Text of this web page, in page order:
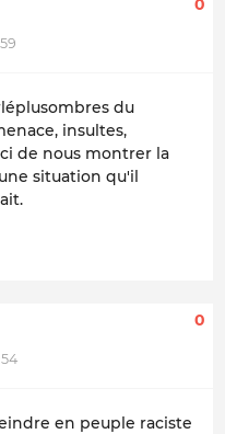
0
du
insultes,
de nous montrer la
situation qu'il
0
en peuple raciste